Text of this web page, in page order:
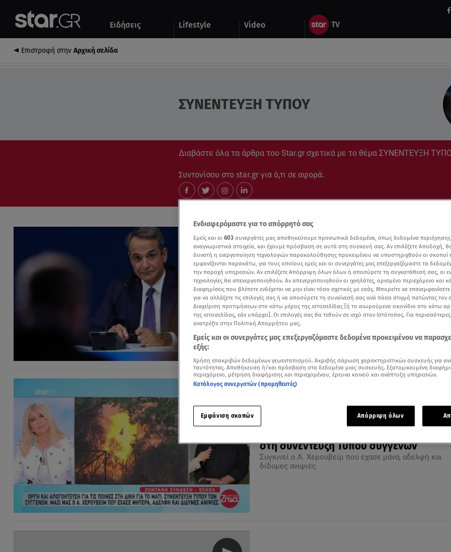
Ειδήσεις Lifestyle Video
Αυτοκίνητο
Επιστροφή στην Αρχική σελίδα
ΣΥΝΕΝΤΕΥΞΗ ΤΥΠΟΥ
Διαβάστε όλα τα άρθρα του Star.gr σχετικά με το θέμα ΣΥΝΕΝΤΕΥΞΗ
Συντονίσου στο star.gr για ό,τι σε αφορά.
07.09.25, 14:22
Μητσοτάκης: Εκλογές το 2027 - Τι είπε
ΟΠΕΚΕΠΕ, ακρίβεια, μεταναστευτικό
Όσα είπε ο πρωθυπουργός στη συνέντευξη τύπου της
ΔΕΘ
στη συνέντευξη Τύπου συγγενών
Συγκινεί ο Ά. Χερουβείμ που έχασε μάνα, αδελφή και
δίδυμες ανιψιές
Ενδιαφερόμαστε για το απόρρητό σας
Εμείς και οι 603 συνεργάτες μας αποθηκεύουμε προσωπικά δεδομένα, όπως δεδομένα
αναγνωριστικά στοιχεία, και έχουμε πρόσβαση σε αυτά στη συσκευή σας. Αν επιλέξετε Αποδοχή,
δυνατή η ενεργοποίηση τεχνολογιών παρακολούθησης προκειμένου να υποστηριχθούν οι σκοποί
εμφανίζονται παρακάτω, για τους οποίους εμείς και οι συνεργάτες μας επεξεργαζόμαστε τα
την παροχή υπηρεσιών. Αν επιλέξετε Απόρριψη όλων όλων ή αποσύρετε τη συγκατάθεσή σας, οι
τεχνολογίες θα απενεργοποιηθούν. Αν απενεργοποιηθούν οι ιχνηλάτες, ορισμένο περιεχόμενο και
διαφημίσεις που βλέπετε ενδέχεται να μην είναι τόσο σχετικές με εσάς. Μπορείτε να
για να αλλάξετε τις επιλογές σας ή να αποσύρετε τη συναίνεσή σας ανά πάσα στιγμή πατώντας τον
Διαχείριση προτιμήσεων στο κάτω μέρος της ιστοσελίδας [ή το αιωρούμενο εικονίδιο στο κάτω
της ιστοσελίδας, εάν υπάρχει]. Οι επιλογές σας θα τεθούν σε ισχύ στον Ιστότοπος. Για
ανατρέξτε στην Πολιτική Απορρήτου μας.
Εμείς και οι συνεργάτες μας επεξεργαζόμαστε δεδομένα προκειμένου να
εξής:
Χρήση επακριβών δεδομένων γεωεντοπισμού. Ακριβής σάρωση χαρακτηριστικών συσκευής για
ταυτότητας. Αποθήκευση ή/και πρόσβαση στα δεδομένα μιας συσκευής. Εξατομικευμένη
περιεχόμενο, μέτρηση διαφήμισης και περιεχομένου, έρευνα κοινού και ανάπτυξη υπηρεσιών.
Κατάλογος συνεργατών (προμηθευτές)
Εμφάνιση σκοπών Απόρριψη όλων